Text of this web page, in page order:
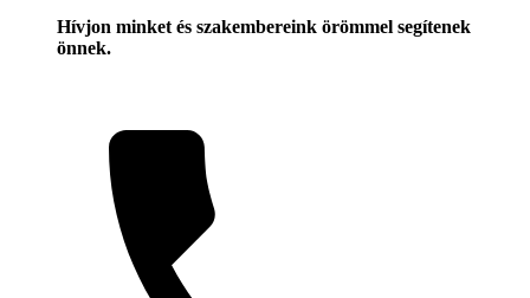
Hívjon minket és szakembereink örömmel segítenek
önnek.